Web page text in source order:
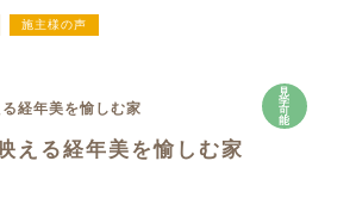
施主様の声
見
学
可
能
える経年美を愉しむ家